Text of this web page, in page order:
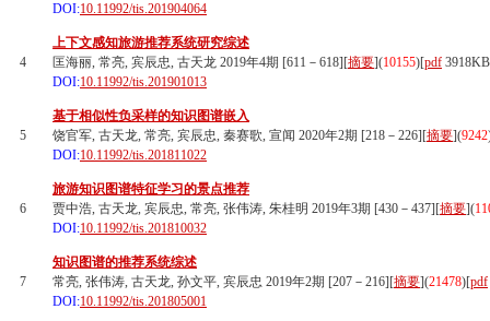
DOI:10.11992/tis.201904064
4
上下文感知旅游推荐系统研究综述
匡海丽, 常亮, 宾辰忠, 古天龙 2019年4期 [611－618][摘要](10155)[pdf
DOI:10.11992/tis.201901013
5
基于相似性负采样的知识图谱嵌入
饶官军, 古天龙, 常亮, 宾辰忠, 秦赛歌, 宣闻 2020年2期 [218－226][摘要](9242
DOI:10.11992/tis.201811022
6
旅游知识图谱特征学习的景点推荐
贾中浩, 古天龙, 宾辰忠, 常亮, 张伟涛, 朱桂明 2019年3期 [430－437][摘要](
DOI:10.11992/tis.201810032
7
知识图谱的推荐系统综述
常亮, 张伟涛, 古天龙, 孙文平, 宾辰忠 2019年2期 [207－216][摘要](21478)[pdf
DOI:10.11992/tis.201805001